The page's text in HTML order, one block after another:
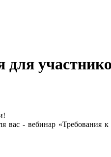
для
вас - вебинар «Требования